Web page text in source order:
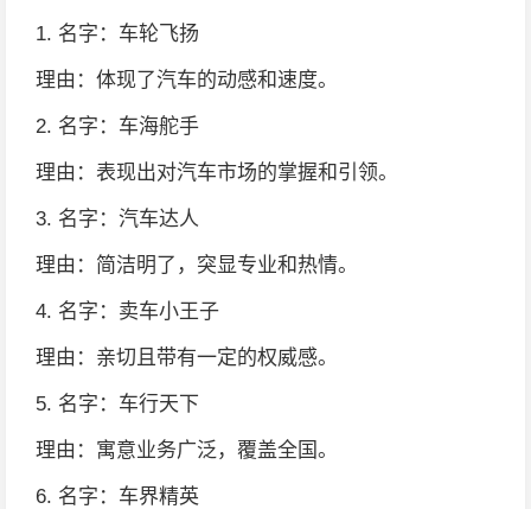
1. 名字：车轮飞扬
理由：体现了汽车的动感和速度。
2. 名字：车海舵手
理由：表现出对汽车市场的掌握和引领。
3. 名字：汽车达人
理由：简洁明了，突显专业和热情。
4. 名字：卖车小王子
理由：亲切且带有一定的权威感。
5. 名字：车行天下
理由：寓意业务广泛，覆盖全国。
6. 名字：车界精英